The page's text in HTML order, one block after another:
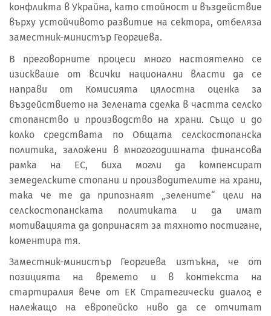
конфликта в Украйна, като стойност и въздействие
върху устойчивото развитие на сектора, отбеляза
заместник-министър Георгиева.
В преговорните процеси много настоятелно се
изискваше от всички национални власти да се
направи от Комисията цялостна оценка за
въздействието на Зелената сделка в частта селско
стопанство и производство на храни. Също и до
колко средствата по Общата селскостопанска
политика, заложени в многогодишната финансова
рамка на ЕС, биха могли да компенсират
земеделските стопани и производителите на храни,
така че те да припознаят „зелените“ цели на
селскостопанската политиката и да имат
мотивацията да допринасят за тяхното постигане,
коментира тя.
Заместник-министър Георгиева изтъкна, че от
позицията на времето и в контекста на
стартиралия вече от ЕК Стратегически диалог, е
належащо на европейско ниво да се отчитат